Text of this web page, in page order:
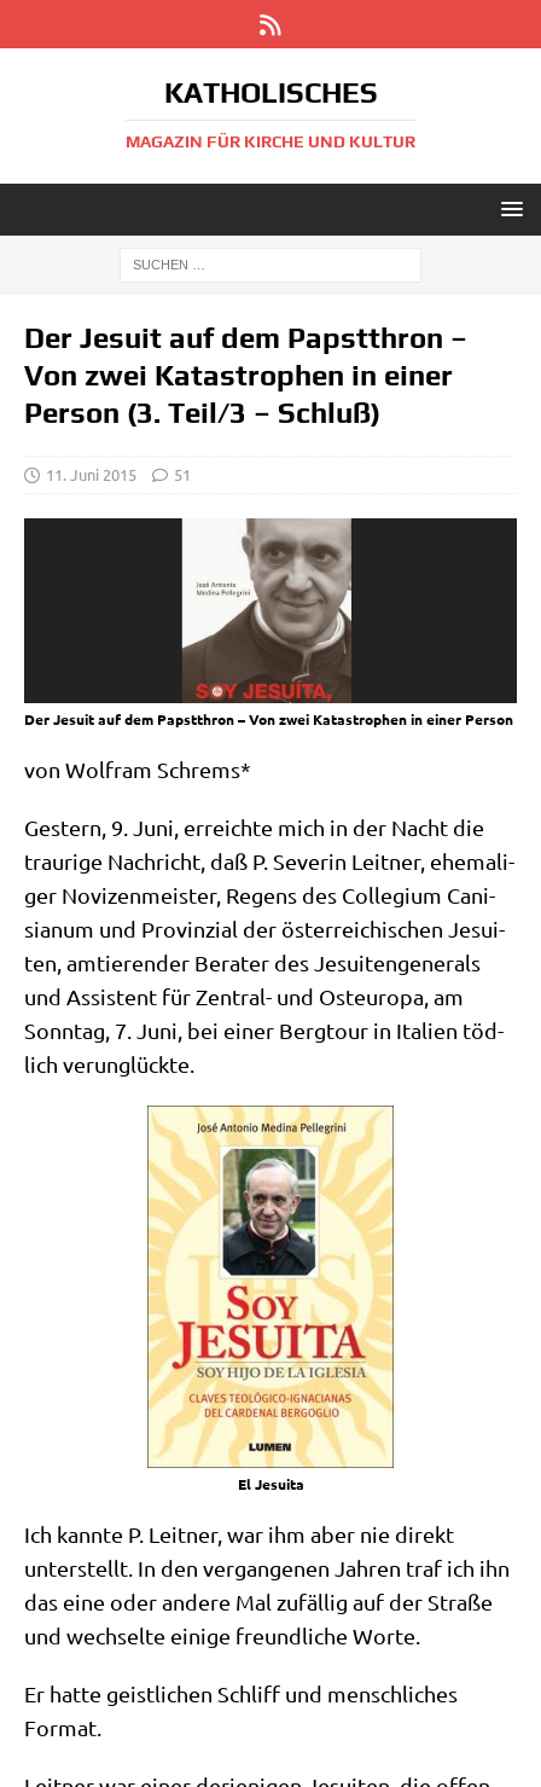
KATHOLISCHES
MAGAZIN FÜR KIRCHE UND KULTUR
Der Jesuit auf dem Papstthron –
Von zwei Katastrophen in einer
Person (3. Teil/​3 – Schluß)
11. Juni 2015 51
Der Jesuit auf dem Papstthron – Von zwei Katastrophen in einer Person
von Wolf­ram Schrems*
Gestern, 9. Juni, erreich­te mich in der Nacht die
trau­ri­ge Nach­richt, daß P. Seve­rin Leit­ner, ehe­ma­li­
ger Novi­zen­mei­ster, Regens des Col­le­gi­um Cani­
sia­num und Pro­vin­zi­al der öster­rei­chi­schen Jesui­
ten, amtie­ren­der Bera­ter des Jesui­ten­ge­ne­rals
und Assi­stent für Zen­tral- und Ost­eu­ro­pa, am
Sonn­tag, 7. Juni, bei einer Berg­tour in Ita­li­en töd­
lich verunglückte.
El Jesui­ta
Ich kann­te P. Leit­ner, war ihm aber nie direkt
unter­stellt. In den ver­gan­ge­nen Jah­ren traf ich ihn
das eine oder ande­re Mal zufäl­lig auf der Stra­ße
und wech­sel­te eini­ge freund­li­che Worte.
Er hat­te geist­li­chen Schliff und mensch­li­ches
Format.